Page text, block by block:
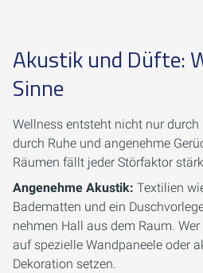
Akustik und Düfte:
Sinne
Wellness entsteht nicht nur durch
durch Ruhe und angenehme
Räumen fällt jeder Störfaktor
Angenehme Akustik: Textilien
Badematten und ein
nehmen Hall aus dem Raum.
auf spezielle Wandpaneele oder
Dekoration setzen.